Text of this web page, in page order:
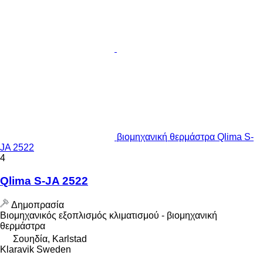
βιομηχανική θερμάστρα Qlima S-
JA 2522
4
Qlima S-JA 2522
Δημοπρασία
Βιομηχανικός εξοπλισμός κλιματισμού - βιομηχανική
θερμάστρα
Σουηδία, Karlstad
Klaravik Sweden